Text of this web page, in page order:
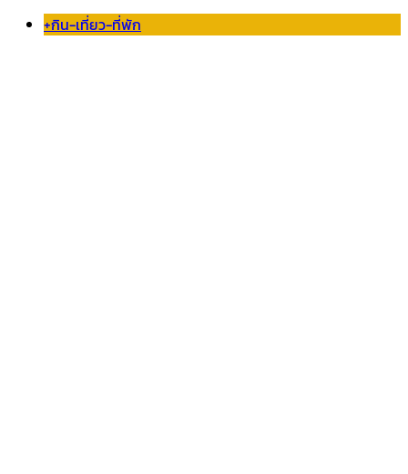
+กิน-เที่ยว-ที่พัก